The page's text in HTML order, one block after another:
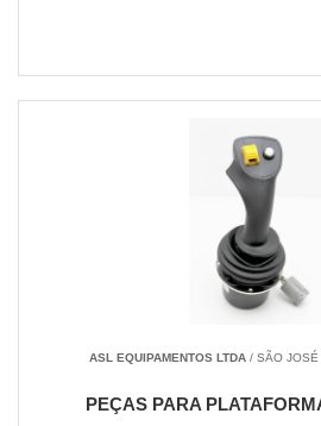
ASL EQUIPAMENTOS LTDA/ SÃO JOSÉ
PEÇAS PARA